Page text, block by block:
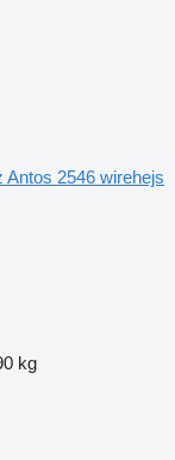
Antos 2546 wirehejs
kg